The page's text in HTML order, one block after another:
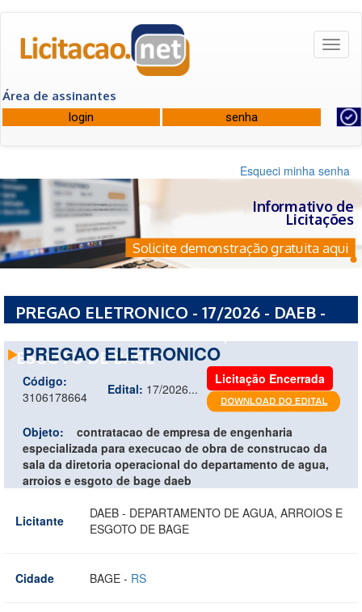
Área de assinantes
Esqueci minha senha
Informativo de
Licitações
Solicite demonstração gratuita aqui
PREGAO ELETRONICO - 17/2026 - DAEB -
ESGOTO DE BAGE
PREGAO ELETRONICO
Código:
3106178664
Edital: 17/2026...
Licitação Encerrada
Objeto:
contratacao de empresa de engenharia
especializada para execucao de obra de construcao da
sala da diretoria operacional do departamento de agua,
arroios e esgoto de bage daeb
Licitante
DAEB - DEPARTAMENTO DE AGUA, ARROIOS E
ESGOTO DE BAGE
Cidade BAGE - RS